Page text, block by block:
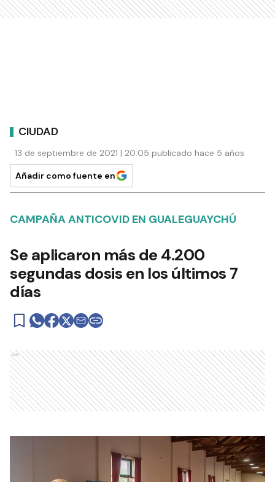
CIUDAD
13 de septiembre de 2021 | 20:05 publicado hace 5 años
Añadir como fuente en
CAMPAÑA ANTICOVID EN GUALEGUAYCHÚ
Se aplicaron más de 4.200
segundas dosis en los últimos 7
días
Ads